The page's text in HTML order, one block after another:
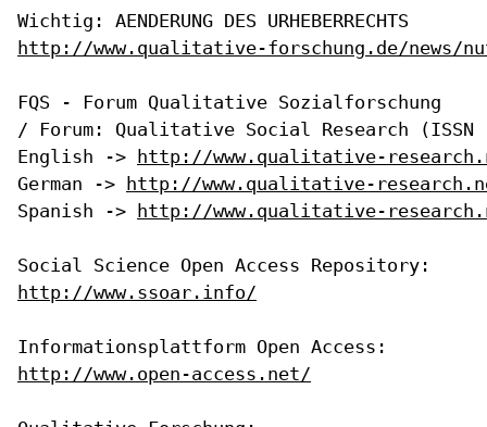
http://www.qualitative-forschung.de/news/
FQS - Forum Qualitative Sozialforschung
/ Forum: Qualitative Social Research (ISSN
English -> http://www.qualitative-
German -> http://www.qualitative-
Spanish -> http://www.qualitative-
http://www.ssoar.info/
http://www.open-access.net/